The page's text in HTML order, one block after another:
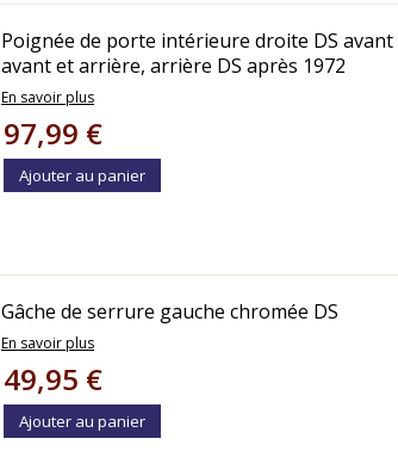
Poignée de porte intérieure droite DS avant
avant et arrière, arrière DS après 1972
En savoir plus
97,99 €
Ajouter au panier
Gâche de serrure gauche chromée DS
En savoir plus
49,95 €
Ajouter au panier